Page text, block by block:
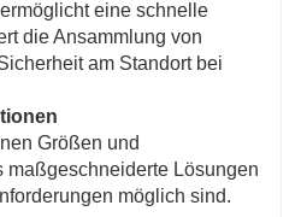
eine schnelle
die Ansammlung von
am Standort bei
Größen und
maßgeschneiderte Lösungen
möglich sind.